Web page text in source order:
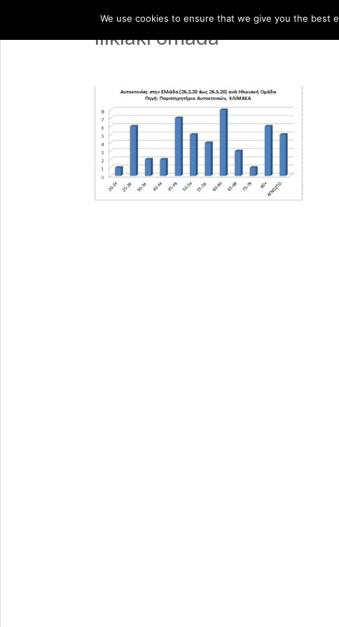
ilikiaki omada
We use cookies to ensure that we give you the best